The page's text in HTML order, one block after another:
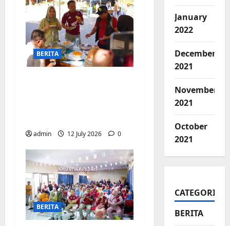
BERITA
admin 12 July 2026 0
BERITA
January
2022
December
2021
November
2021
October
2021
CATEGORIES
BERITA